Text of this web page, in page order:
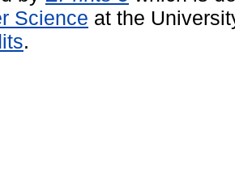
Science at the
.